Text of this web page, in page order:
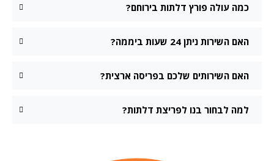
כמה עולה פורץ דלתות בירוחם?
האם השירות ניתן 24 שעות ביממה?
האם השירותים שלכם בפריסה ארצית?
למה לבחור בנו לפריצת דלתות?